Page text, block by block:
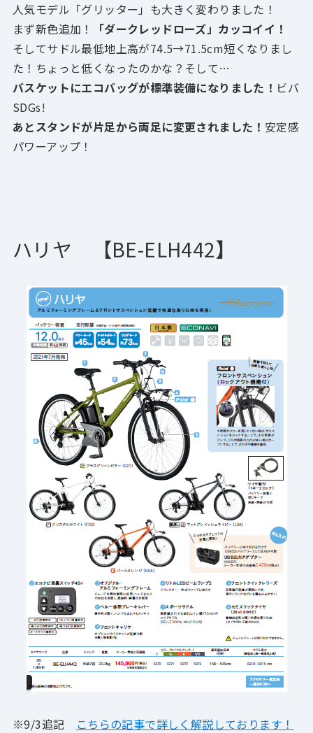
人気モデル「グリッター」も大きく変わりました！
まず新色追加！
「ダークレッドローズ」カッコイイ！
そしてサドル最低地上高が74.5→71.5cm短くなりまし
た！ちょっと低くなったのかな？そして…
バスケットにエコバッグが標準装備になりました！ ビバ
SDGs!
あとスタンドが片足から両足に変更されました！ 安定感
パワーアップ！
ハリヤ 【BE-ELH442】
※9/3追記 こちらの記事で詳しく解説しております！